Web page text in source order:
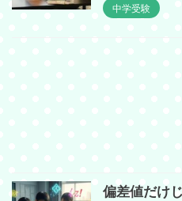
中学受験
偏差値だけ